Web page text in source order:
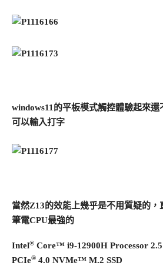
windows11的平板模式觸控體驗起來
可以輸入打字
當然Z13的效能上幾乎是不用質疑的
筆電CPU最強的
Intel® Core™ i9-12900H Processor
PCIe® 4.0 NVMe™ M.2 SSD